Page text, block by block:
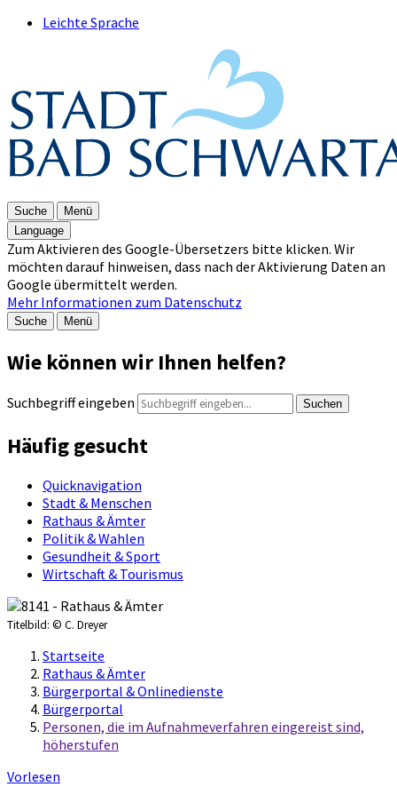
Leichte Sprache
Suche
Menü
Language
Zum Aktivieren des Google-Übersetzers bitte klicken. Wir
möchten darauf hinweisen, dass nach der Aktivierung Daten an
Google übermittelt werden.
Mehr Informationen zum Datenschutz
Suche Menü
Wie können wir Ihnen helfen?
Suchbegriff eingeben Suchen
Häufig gesucht
Quicknavigation
Stadt & Menschen
Rathaus & Ämter
Politik & Wahlen
Gesundheit & Sport
Wirtschaft & Tourismus
Titelbild: © C. Dreyer
Startseite
Rathaus & Ämter
Bürgerportal & Onlinedienste
Bürgerportal
Personen, die im Aufnahmeverfahren eingereist sind,
höherstufen
Vorlesen